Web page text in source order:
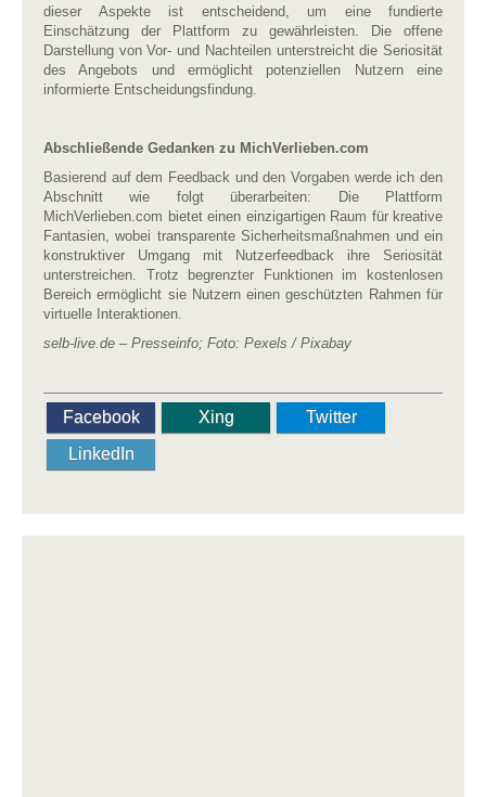
dieser Aspekte ist entscheidend, um eine fundierte
Einschätzung der Plattform zu gewährleisten. Die offene
Darstellung von Vor- und Nachteilen unterstreicht die Seriosität
des Angebots und ermöglicht potenziellen Nutzern eine
informierte Entscheidungsfindung.
Abschließende Gedanken zu MichVerlieben.com
Basierend auf dem Feedback und den Vorgaben werde ich den
Abschnitt wie folgt überarbeiten: Die Plattform
MichVerlieben.com bietet einen einzigartigen Raum für kreative
Fantasien, wobei transparente Sicherheitsmaßnahmen und ein
konstruktiver Umgang mit Nutzerfeedback ihre Seriosität
unterstreichen. Trotz begrenzter Funktionen im kostenlosen
Bereich ermöglicht sie Nutzern einen geschützten Rahmen für
virtuelle Interaktionen.
selb-live.de – Presseinfo; Foto: Pexels / Pixabay
Facebook Xing
Twitter
LinkedIn